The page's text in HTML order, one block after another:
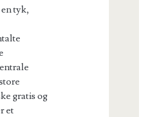
tyk,
gratis og
et